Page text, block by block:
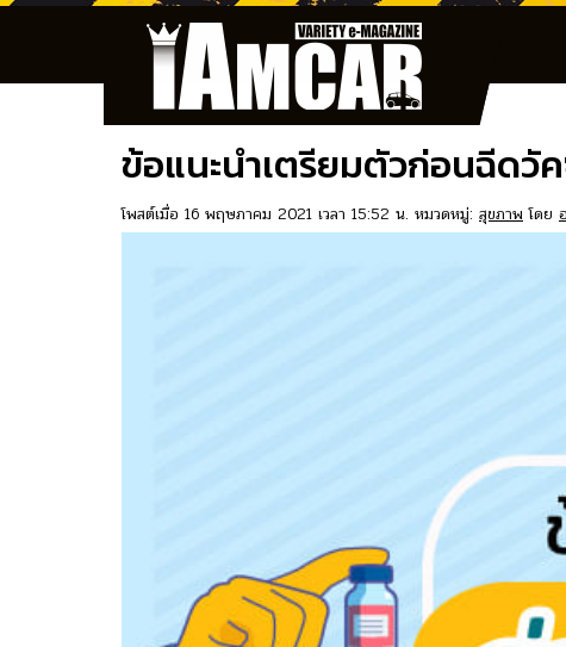
ข้อแนะนำเตรียมตัวก่อนฉีดวั
โพสต์เมื่อ 16 พฤษภาคม 2021 เวลา 15:52 น. หมวดหมู่: สุขภาพ โดย